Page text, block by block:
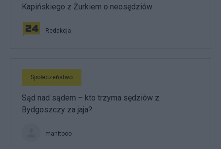
Kapińskiego z Żurkiem o neosędziów
Redakcja
Społeczeństwo
Sąd nad sądem – kto trzyma sędziów z
Bydgoszczy za jaja?
manitooo